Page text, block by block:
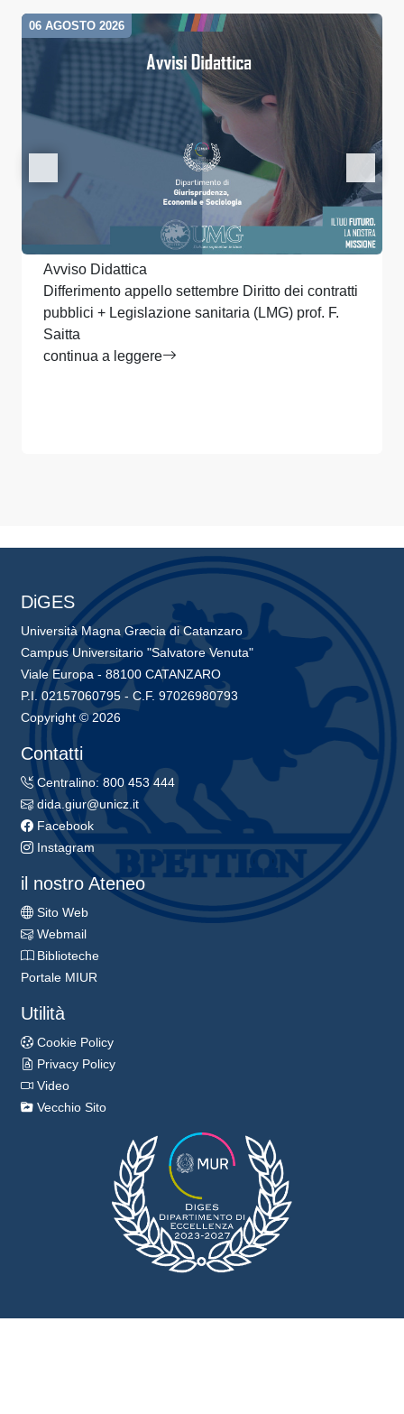
06 AGOSTO 2026
Avviso Didattica
Differimento appello settembre Diritto dei contratti
pubblici + Legislazione sanitaria (LMG) prof. F.
Saitta
continua a leggere
DiGES
Università Magna Græcia di Catanzaro
Campus Universitario "Salvatore Venuta"
Viale Europa - 88100 CATANZARO
P.I. 02157060795 - C.F. 97026980793
Copyright © 2026
Contatti
Centralino: 800 453 444
dida.giur@unicz.it
Facebook
Instagram
il nostro Ateneo
Sito Web
Webmail
Biblioteche
Portale MIUR
Utilità
Cookie Policy
Privacy Policy
Video
Vecchio Sito